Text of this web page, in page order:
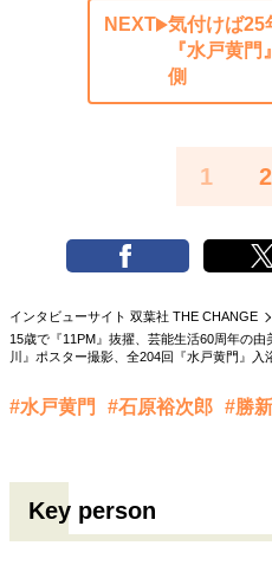
NEXT
気付けば25
『水戸黄
側
1 2
インタビューサイト 双葉社 THE CHANGE
15歳で『11PM』抜擢、芸能生活60周年の
川』ポスター撮影、全204回『水戸黄門』入
#水戸黄門 #石原裕次郎 #勝
Key person